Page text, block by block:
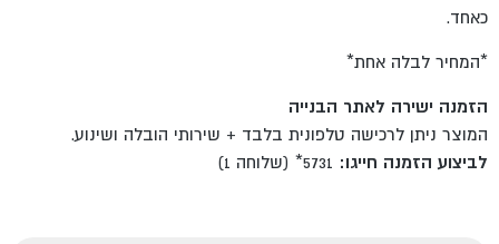
כאחד.
*המחיר לבלה אחת*
הזמנה ישירה לאתר הבנייה
המוצר ניתן לרכישה טלפונית בלבד + שירותי הובלה ושינוע.
לביצוע הזמנה חייגו: